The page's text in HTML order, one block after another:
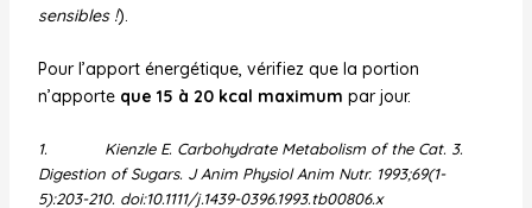
sensibles !).
Pour l’apport énergétique, vérifiez que la portion
n’apporte que 15 à 20 kcal maximum par jour.
1. Kienzle E. Carbohydrate Metabolism of the Cat. 3.
Digestion of Sugars. J Anim Physiol Anim Nutr. 1993;69(1-
5):203-210. doi:10.1111/j.1439-0396.1993.tb00806.x